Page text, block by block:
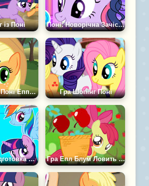
із Поні Поні: Новорічна Зачіска Іскорки
Гра Пестити Поні Епплджек Гра Шопінг Поні
Гра Поні: Підготовка до Балу Гра Епл Блум Ловить Яблука